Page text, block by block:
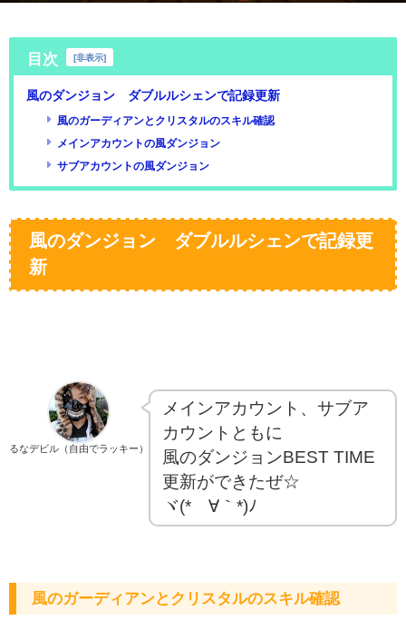
目次 [非表示]
風のダンジョン ダブルルシェンで記録更新
風のガーディアンとクリスタルのスキル確認
メインアカウントの風ダンジョン
サブアカウントの風ダンジョン
風のダンジョン ダブルルシェンで記録更
新
るなデビル（自由でラッキー）
メインアカウント、サブア
カウントともに
風のダンジョンBEST TIME
更新ができたぜ☆
ヾ(*´∀｀*)ﾉ
風のガーディアンとクリスタルのスキル確認